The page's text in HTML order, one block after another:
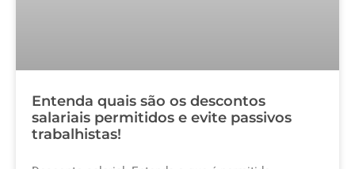
Entenda quais são os descontos
salariais permitidos e evite passivos
trabalhistas!